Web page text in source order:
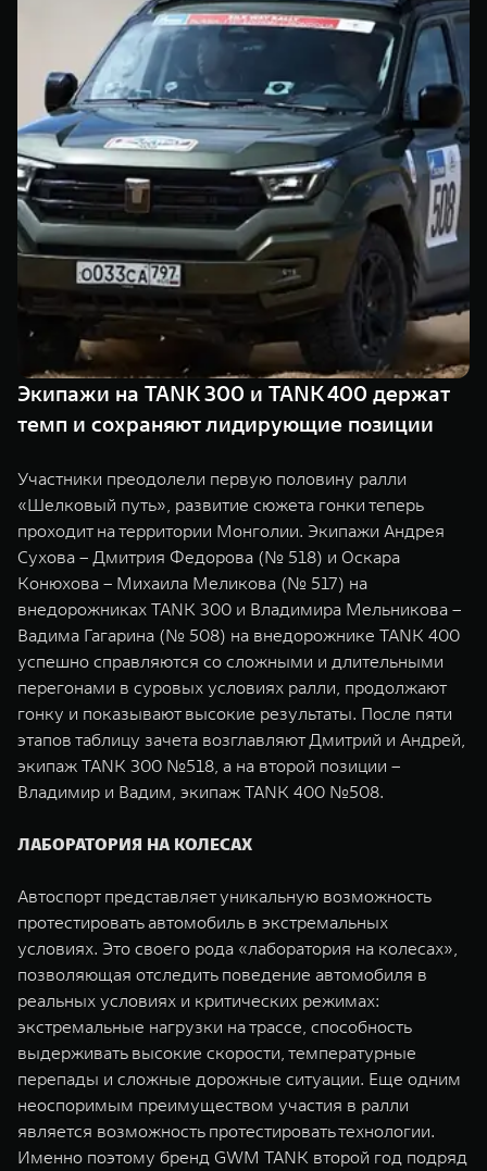
TANK 500
Веди за собой
от 6 499 000 ₽
TANK 700
Сила
от 10
WEY 07
Расширяя границы комфорта
от 6 149 000 ₽
WEY 05
Эстетика
от 5 699
WEY 80
от 6 449 000 ₽
TANK Финансы
Корпоративным клиентам
TANK ФИНАНСЫ
TANK Кредит
TANK Лизинг
TANK Страхование
Специальные предложения
Моторные масла
ЦИФРОВЫЕ СЕРВИСЫ TANK
Цифровые сервисы TANK
Подписки
Экипажи на TANK 300 и TANK 400 держат
темп и сохраняют лидирующие позиции
Участники преодолели первую половину ралли
«Шелковый путь», развитие сюжета гонки теперь
проходит на территории Монголии. Экипажи Андрея
Сухова – Дмитрия Федорова (№ 518) и Оскара
Конюхова – Михаила Меликова (№ 517) на
внедорожниках TANK 300 и Владимира Мельникова –
Вадима Гагарина (№ 508) на внедорожнике TANK 400
успешно справляются со сложными и длительными
перегонами в суровых условиях ралли, продолжают
гонку и показывают высокие результаты. После пяти
этапов таблицу зачета возглавляют Дмитрий и Андрей,
экипаж TANK 300 №518, а на второй позиции –
Владимир и Вадим, экипаж TANK 400 №508.
ЛАБОРАТОРИЯ НА КОЛЕСАХ
Автоспорт представляет уникальную возможность
протестировать автомобиль в экстремальных
условиях. Это своего рода «лаборатория на колесах»,
позволяющая отследить поведение автомобиля в
реальных условиях и критических режимах:
экстремальные нагрузки на трассе, способность
выдерживать высокие скорости, температурные
перепады и сложные дорожные ситуации. Еще одним
неоспоримым преимуществом участия в ралли
является возможность протестировать технологии.
Именно поэтому бренд GWM TANK второй год подряд